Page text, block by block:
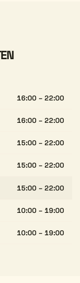
16:00 – 22:00
16:00 – 22:00
15:00 – 22:00
15:00 – 22:00
15:00 – 22:00
10:00 – 19:00
10:00 – 19:00